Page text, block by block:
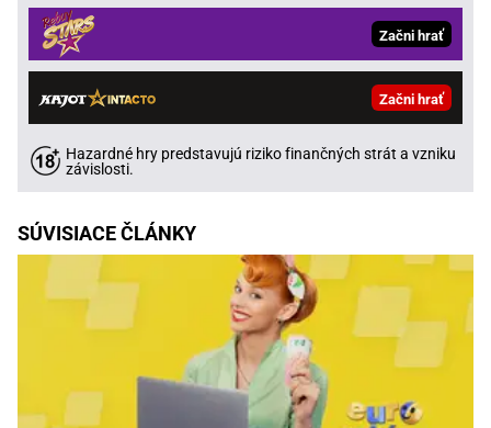
Začni hrať
Začni hrať
Hazardné hry predstavujú riziko finančných strát a vzniku
závislosti.
SÚVISIACE ČLÁNKY